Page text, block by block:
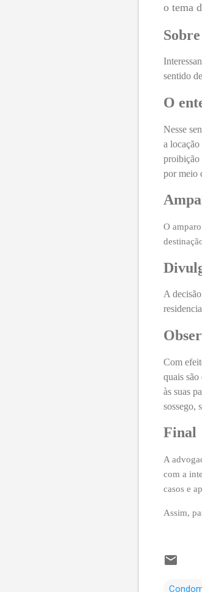
o tema
sentido
O
Nesse
a
proibição
por meio
O
A
Com
quais
às suas
sossego,
Final
A
com a
casos e
Assim,